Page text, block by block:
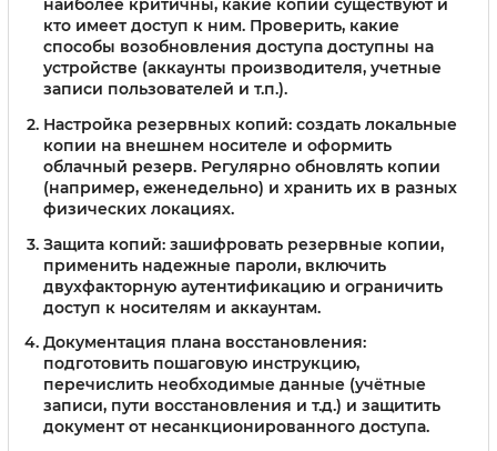
наиболее критичны, какие копии существуют и
кто имеет доступ к ним. Проверить, какие
способы возобновления доступа доступны на
устройстве (аккаунты производителя, учетные
записи пользователей и т.п.).
Настройка резервных копий: создать локальные
копии на внешнем носителе и оформить
облачный резерв. Регулярно обновлять копии
(например, еженедельно) и хранить их в разных
физических локациях.
Защита копий: зашифровать резервные копии,
применить надежные пароли, включить
двухфакторную аутентификацию и ограничить
доступ к носителям и аккаунтам.
Документация плана восстановления:
подготовить пошаговую инструкцию,
перечислить необходимые данные (учётные
записи, пути восстановления и т.д.) и защитить
документ от несанкционированного доступа.